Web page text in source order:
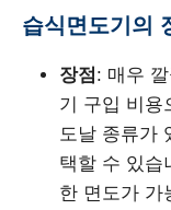
습식면도기의
장점 : 매우
기 구입 비용
도날 종류가
택할 수 있습
한 면도가 가